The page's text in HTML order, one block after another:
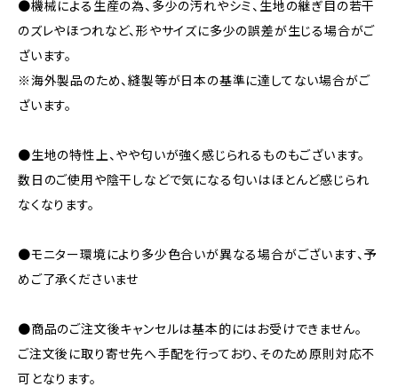
●機械による生産の為、多少の汚れやシミ、生地の継ぎ目の若干
のズレやほつれなど、形やサイズに多少の誤差が生じる場合がご
ざいます。
※海外製品のため、縫製等が日本の基準に達してない場合がご
ざいます。
●生地の特性上、やや匂いが強く感じられるものもございます。
数日のご使用や陰干しなどで気になる匂いはほとんど感じられ
なくなります。
●モニター環境により多少色合いが異なる場合がございます、予
めご了承くださいませ
●商品のご注文後キャンセルは基本的にはお受けできません。
ご注文後に取り寄せ先へ手配を行っており、そのため原則対応不
可となります。